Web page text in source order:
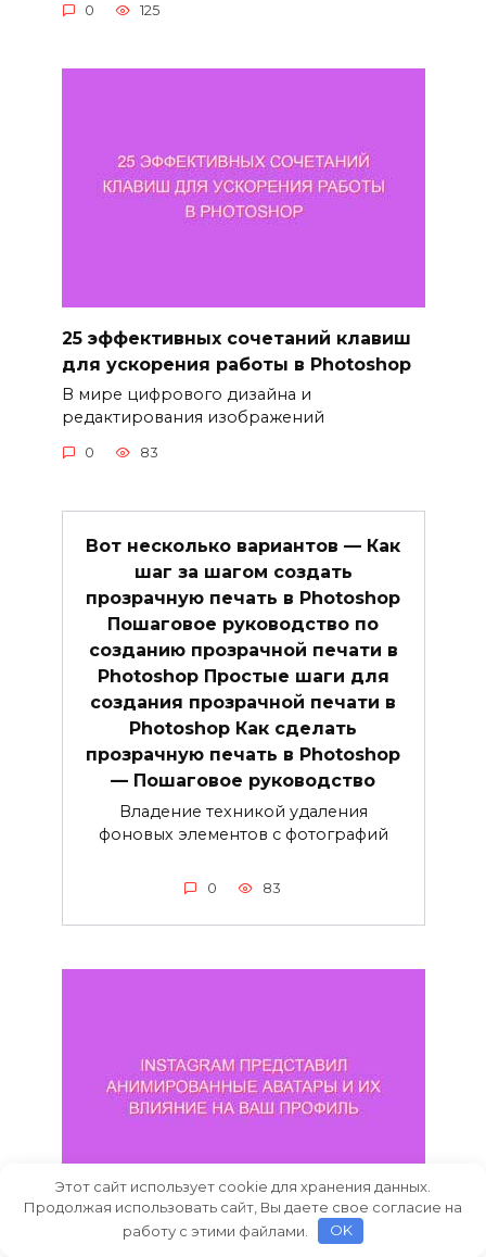
0 125
25 эффективных сочетаний клавиш
для ускорения работы в Photoshop
В мире цифрового дизайна и
редактирования изображений
0 83
Вот несколько вариантов — Как
шаг за шагом создать
прозрачную печать в Photoshop
Пошаговое руководство по
созданию прозрачной печати в
Photoshop Простые шаги для
создания прозрачной печати в
Photoshop Как сделать
прозрачную печать в Photoshop
— Пошаговое руководство
Владение техникой удаления
фоновых элементов с фотографий
0 83
Instagram представил
Этот сайт использует cookie для хранения данных.
Продолжая использовать сайт, Вы даете свое согласие на
работу с этими файлами.
OK